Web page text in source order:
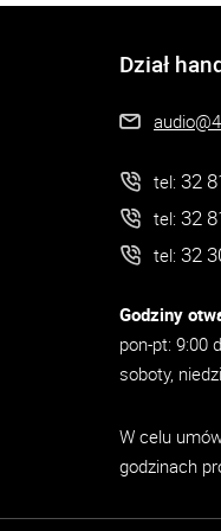
Dział
tel: 32
tel: 32
tel: 32
Godziny
pon-pt: 9:00
soboty,
W celu
godzinach